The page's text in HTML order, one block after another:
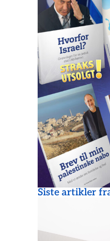
Siste artikler